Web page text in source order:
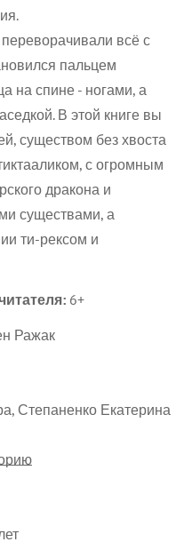
всё с
пальцем
на спине - ногами, а
В этой книге вы
существом без хвоста
с огромным
дракона и
существами, а
ти-рексом и
6+
Ражак
Степаненко Екатерина